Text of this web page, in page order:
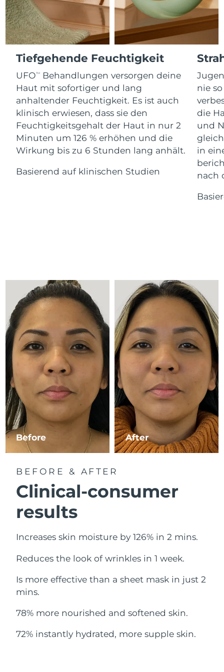
Tiefgehende Feuchtigkeit
UFOTM
Behandlungen versorgen deine
Haut mit sofortiger und lang
anhaltender Feuchtigkeit. Es ist auch
klinisch erwiesen, dass sie den
Feuchtigkeitsgehalt der Haut in nur 2
Minuten um 126 % erhöhen und die
Wirkung bis zu 6 Stunden lang anhält.
Basierend auf klinischen Studien
nie
die
und
in
nach
Before After
BEFORE & AFTER
Clinical-consumer
results
Increases skin moisture by 126% in 2 mins.
Reduces the look of wrinkles in 1 week.
Is more effective than a sheet mask in just 2
mins.
78% more nourished and softened skin.
72% instantly hydrated, more supple skin.
For healthy hair
Kosmetik Männer
Kaufe alles
FOREO APP
ÜBER
Isle of Man Erwartete Lieferung8/13/26
Israel Erwartete Lieferung8/15/26
Italien Erwartete Lieferung
Japan Erwartete Lieferung 8/14/26
Jersey Erwartete Lieferung 8/16/26
Kasachstan Erwartete Lieferung 8/13/26
8/11/26
Sonderverwaltungsregion
Macau
Erwartete Lieferung8/13/26
Malaysia Erwartete Lieferung 8/14/26
Malta Erwartete Lieferung 8/11/26
Mexiko Erwartete Lieferung 8/15/26
Monaco Erwartete Lieferung
Niederlande Erwartete Lieferung 8/11/26
Neuseeland Erwartete Lieferung 8/11/26
Norwegen Erwartete Lieferung8/11/26
Oman
Philippinen Erwartete Lieferung
Katar
Réunion Erwartete Lieferung 8/16/26
Erwartete Lieferung